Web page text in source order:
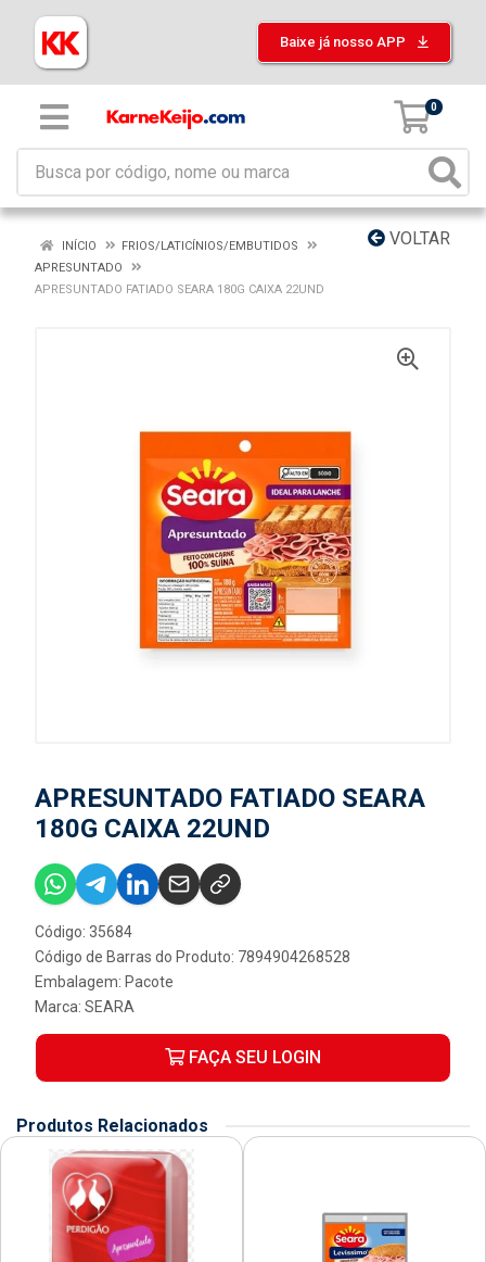
Baixe já nosso APP
0
VOLTAR
INÍCIO
FRIOS/LATICÍNIOS/EMBUTIDOS
APRESUNTADO
APRESUNTADO FATIADO SEARA 180G CAIXA 22UND
APRESUNTADO FATIADO SEARA
180G CAIXA 22UND
Código: 35684
Código de Barras do Produto: 7894904268528
Embalagem: Pacote
Marca: SEARA
FAÇA SEU LOGIN
Produtos Relacionados